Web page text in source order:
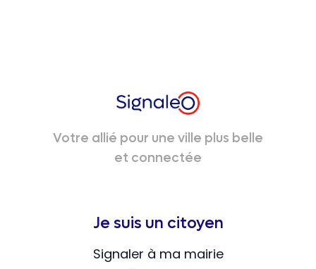
Votre allié pour une ville plus belle
et connectée
Je suis un citoyen
Signaler à ma mairie